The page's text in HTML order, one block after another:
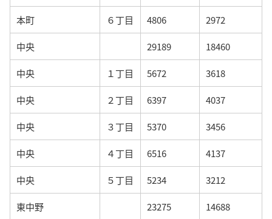
本町 ６丁目 4806 2972
中央 29189 18460
中央 １丁目 5672 3618
中央 ２丁目 6397 4037
中央 ３丁目 5370 3456
中央 ４丁目 6516 4137
中央 ５丁目 5234 3212
東中野 23275 14688